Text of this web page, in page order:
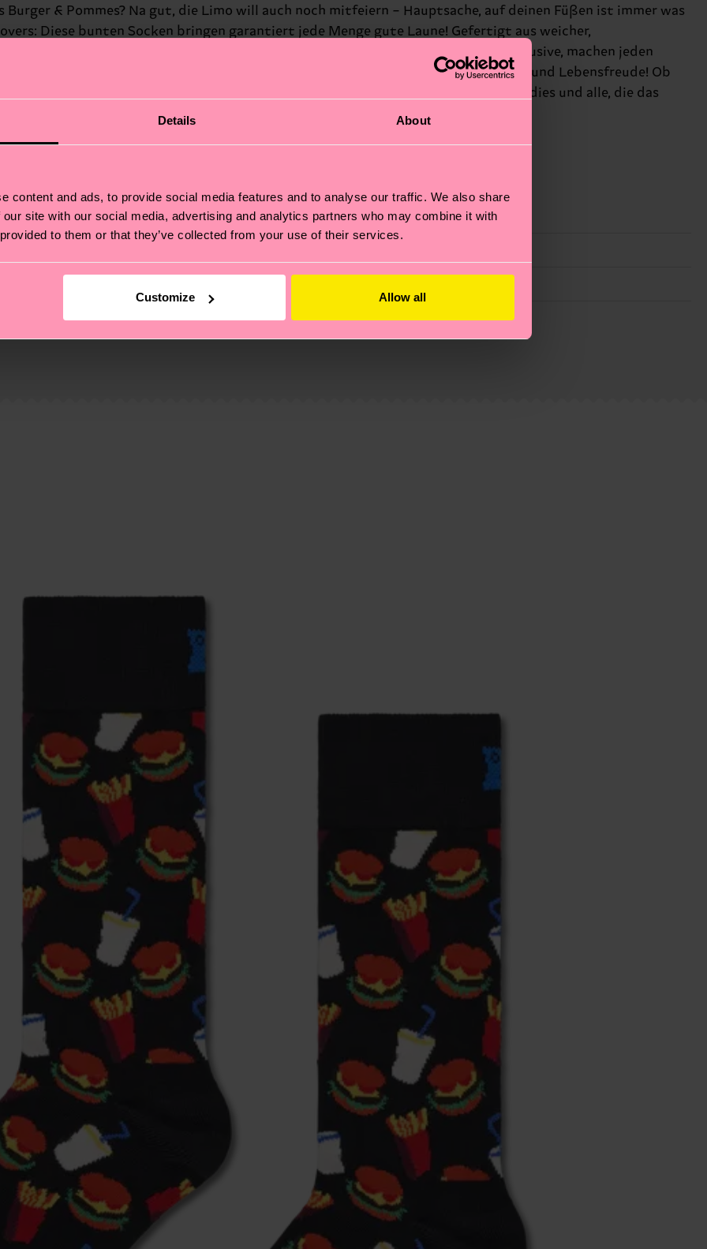
Details About
content and ads, to provide social media features and to analyse our traffic. We also share
site with our social media, advertising and analytics partners who may combine it with
to them or that they’ve collected from your use of their services.
Customize Allow all
Burger & Pommes? Na gut, die Limo will auch noch mitfeiern – Hauptsache, auf deinen Füßen ist immer was
Diese bunten Socken bringen garantiert jede Menge gute Laune! Gefertigt aus weicher,
wie sie aussehen. Das wilde Burger-Design, Pommes und eine spritzige Limo inklusive, machen jeden
– so macht Styling einfach Spaß. Bei Happy Socks feiern wir Farbe, Kreativität und Lebensfreude! Ob
ein Statement. Perfekt zum Verschenken – oder einfach selbst behalten: für Foodies und alle, die das
– es geht auch um eine ethische Lieferkette, die Reduzierung von Emissionen, die richtige Pflege von
Tipps und Tricks findest du auf unsererNachhaltigkeitsseite.